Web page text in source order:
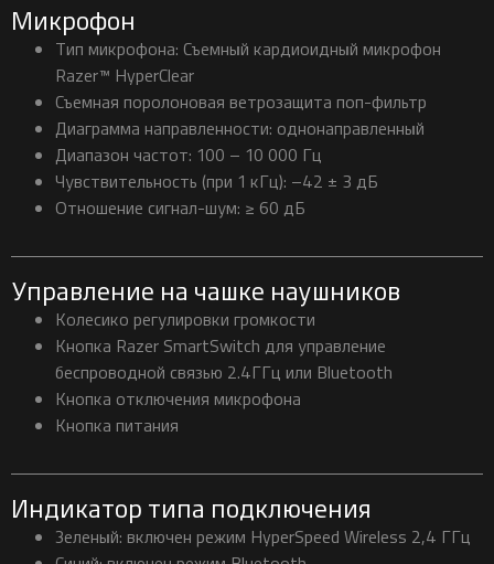
Микрофон
Тип микрофона: Съемный кардиоидный микрофон
Razer™ HyperClear
Съемная поролоновая ветрозащита поп-фильтр
Диаграмма направленности: однонаправленный
Диапазон частот: 100 – 10 000 Гц
Чувствительность (при 1 кГц): –42 ± 3 дБ
Отношение сигнал-шум: ≥ 60 дБ
Управление на чашке наушников
Колесико регулировки громкости
Кнопка Razer SmartSwitch для управление
беспроводной связью 2.4ГГц или Bluetooth
Кнопка отключения микрофона
Кнопка питания
Индикатор типа подключения
Зеленый: включен режим HyperSpeed ​​Wireless 2,4 ГГц